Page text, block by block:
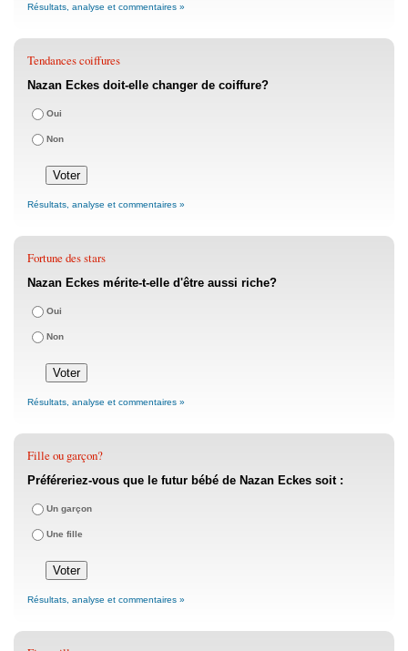
Résultats, analyse et commentaires »
Tendances coiffures
Nazan Eckes doit-elle changer de coiffure?
Oui
Non
Résultats, analyse et commentaires »
Fortune des stars
Nazan Eckes mérite-t-elle d'être aussi riche?
Oui
Non
Résultats, analyse et commentaires »
Fille ou garçon?
Préféreriez-vous que le futur bébé de Nazan Eckes soit :
Un garçon
Une fille
Résultats, analyse et commentaires »